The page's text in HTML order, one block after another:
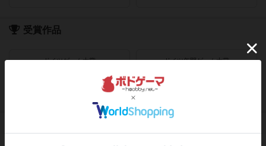
受賞作品
ドイツゲーム大賞 ドイツ年間ゲーム大賞
フランス年間ゲーム大賞